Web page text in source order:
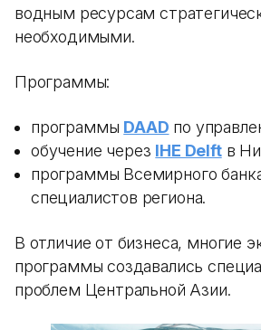
водным ресурсам
необходимыми.
Программы:
программы DAAD по
обучение через IHE Delftв
программы Всемирного
специалистов региона.
В отличие от бизнеса, многие
программы создавались
проблем Центральной Азии.